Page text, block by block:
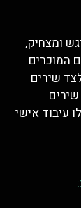
ומצחיק,
המוכרים
שירים
עיבוד אישי